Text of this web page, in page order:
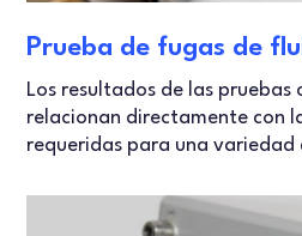
Prueba de fugas de
Los resultados de las pruebas
relacionan directamente con
requeridas para una variedad